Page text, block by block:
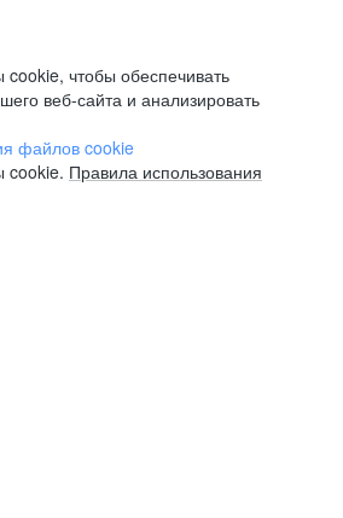
чтобы обеспечивать
веб-сайта и анализировать
файлов cookie
cookie. Правила использования